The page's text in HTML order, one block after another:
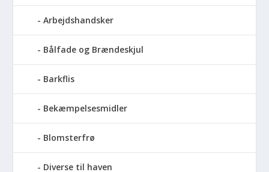
Arbejdshandsker
Bålfade og Brændeskjul
Barkflis
Bekæmpelsesmidler
Blomsterfrø
Diverse til haven